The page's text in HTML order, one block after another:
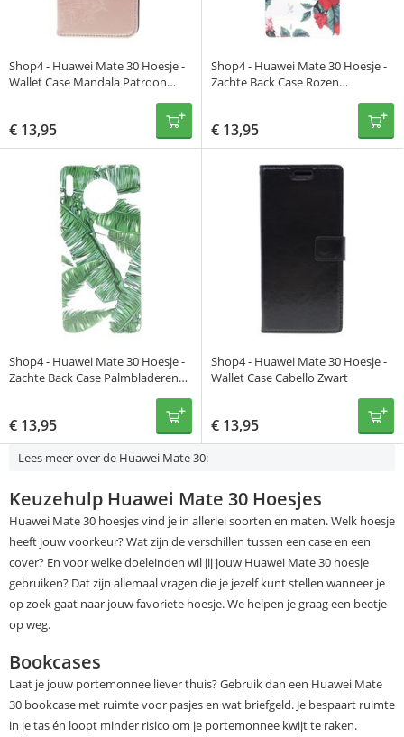
Shop4 - Huawei Mate 30 Hoesje -
Wallet Case Mandala Patroon
€ 13,95
Shop4 - Huawei Mate 30 Hoesje -
Zachte Back Case Rozen
€ 13,95
Shop4 - Huawei Mate 30 Hoesje -
Zachte Back Case Palmbladeren
€ 13,95
Shop4 - Huawei Mate 30 Hoesje -
Wallet Case Cabello Zwart
€ 13,95
Lees meer over de Huawei Mate 30:
Keuzehulp Huawei Mate 30 Hoesjes
Huawei Mate 30 hoesjes vind je in allerlei soorten en maten. Welk hoesje
heeft jouw voorkeur? Wat zijn de verschillen tussen een case en een
cover? En voor welke doeleinden wil jij jouw Huawei Mate 30 hoesje
gebruiken? Dat zijn allemaal vragen die je jezelf kunt stellen wanneer je
op zoek gaat naar jouw favoriete hoesje. We helpen je graag een beetje
op weg.
Bookcases
Laat je jouw portemonnee liever thuis? Gebruik dan een Huawei Mate
30 bookcase met ruimte voor pasjes en wat briefgeld. Je bespaart ruimte
in je tas én loopt minder risico om je portemonnee kwijt te raken.